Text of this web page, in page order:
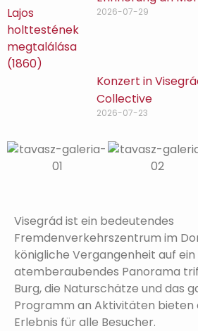
2026-07-29
Konzert in
Collective
2026-07-23
Visegrád ist ein bedeutendes
Fremdenverkehrszentrum im
königliche Vergangenheit auf ein
atemberaubendes Panorama
Burg, die Naturschätze und das
Programm an Aktivitäten bieten
Erlebnis für alle Besucher.